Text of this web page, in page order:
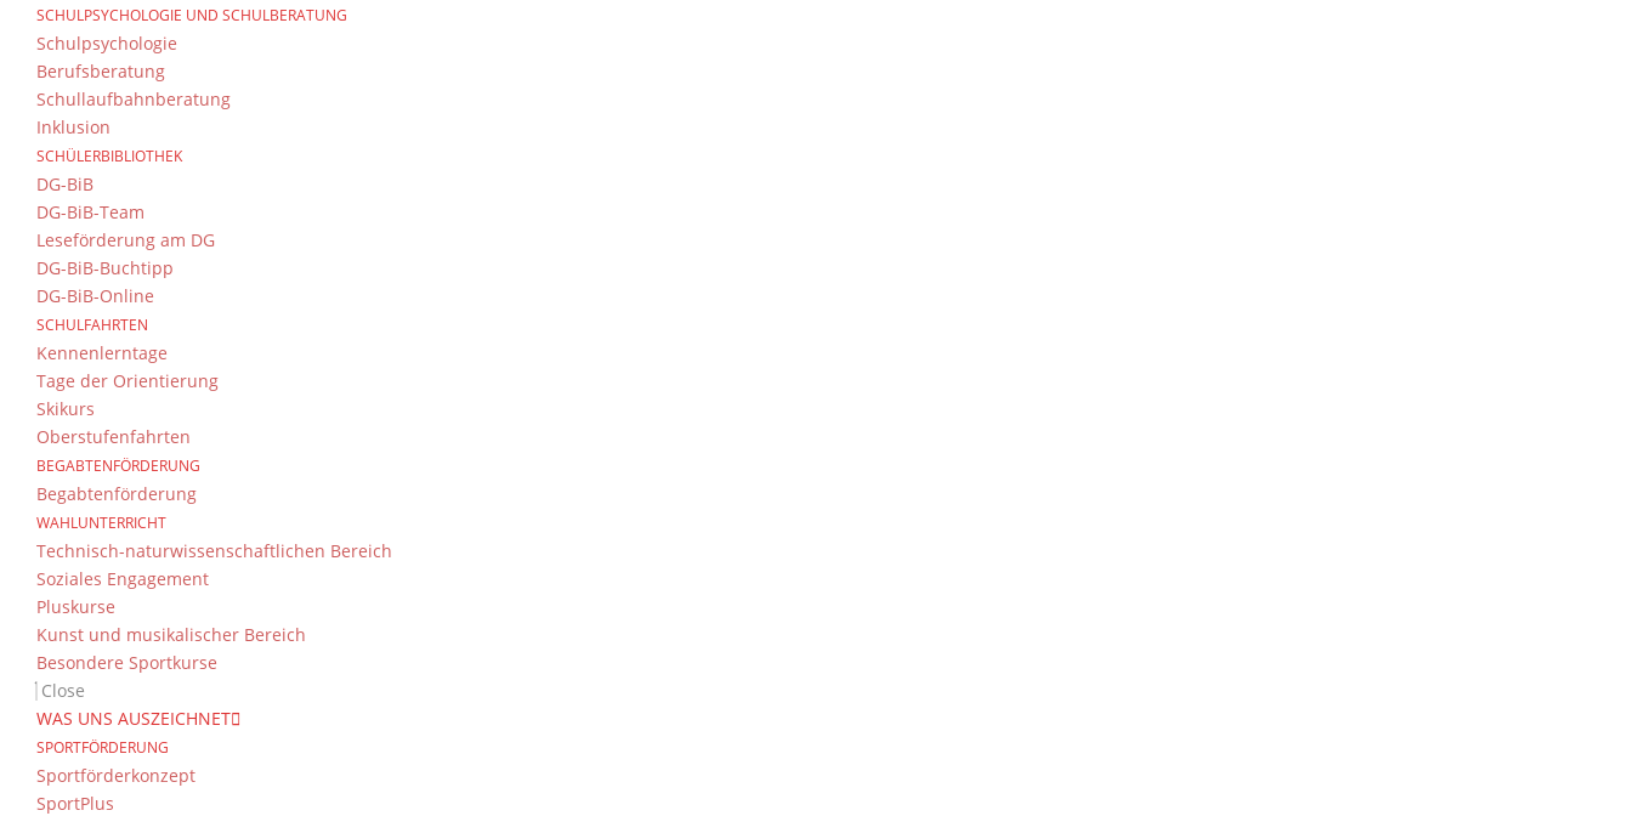
SCHULPSYCHOLOGIE UND SCHULBERATUNG
Schulpsychologie
Berufsberatung
Schullaufbahnberatung
Inklusion
SCHÜLERBIBLIOTHEK
DG-BiB
DG-BiB-Team
Leseförderung am DG
DG-BiB-Buchtipp
DG-BiB-Online
SCHULFAHRTEN
Kennenlerntage
Tage der Orientierung
Skikurs
Oberstufenfahrten
BEGABTENFÖRDERUNG
Begabtenförderung
WAHLUNTERRICHT
Technisch-naturwissenschaftlichen Bereich
Soziales Engagement
Pluskurse
Kunst und musikalischer Bereich
Besondere Sportkurse
Close
WAS UNS AUSZEICHNET
SPORTFÖRDERUNG
Sportförderkonzept
SportPlus